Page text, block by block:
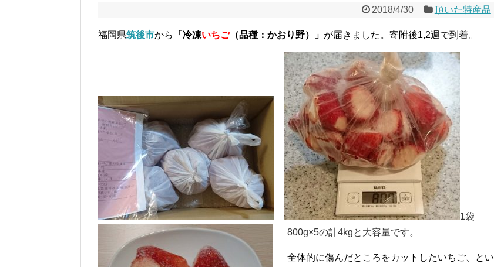
2018/4/30 頂いた特産品
福岡県筑後市から 「冷凍いちご（品種：かおり野）」 が届きました。寄附後1,2週で到着。
1袋
800g×5の計4kgと大容量です。
全体的に傷んだところをカットしたいちご、とい